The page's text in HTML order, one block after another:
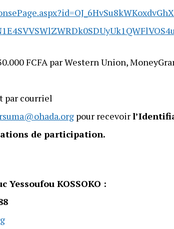
FCFA par Western Union,
par courriel
pour recevoir
de participation.
Yessoufou KOSSOKO :